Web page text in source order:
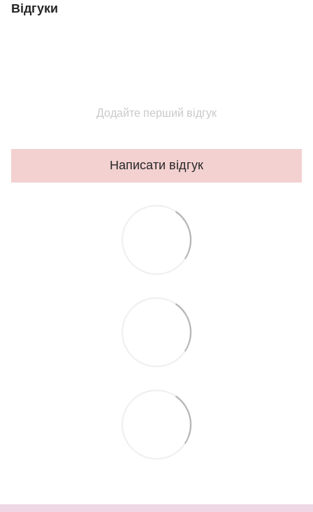
Відгуки
Додайте перший відгук
Написати відгук